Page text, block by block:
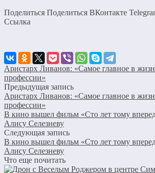
Поделиться Поделиться ВКонтакте
Cсылка
Аристарх Ливанов: «Самое главное в
профессии»
Предыдущая запись
Аристарх Ливанов: «Самое главное в
профессии»
В кино вышел фильм «Сто лет тому
Алису Селезневу
Следующая запись
В кино вышел фильм «Сто лет тому
Алису Селезневу
Что еще почитать